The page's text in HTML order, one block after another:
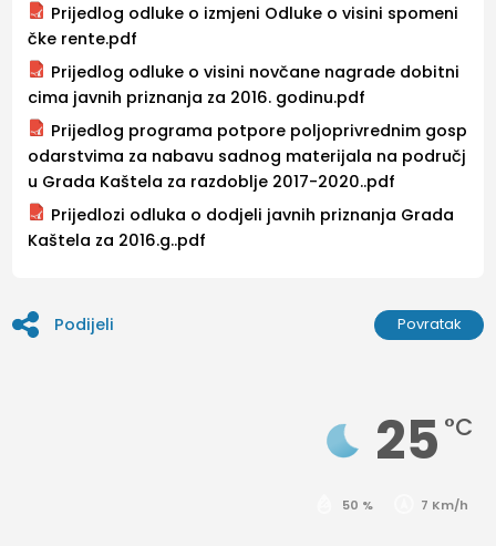
Prijedlog odluke o izmjeni Odluke o visini spomeni
čke rente.pdf
Prijedlog odluke o visini novčane nagrade dobitni
cima javnih priznanja za 2016. godinu.pdf
Prijedlog programa potpore poljoprivrednim gosp
odarstvima za nabavu sadnog materijala na područj
u Grada Kaštela za razdoblje 2017-2020..pdf
Prijedlozi odluka o dodjeli javnih priznanja Grada
Kaštela za 2016.g..pdf
Podijeli Povratak
25 °C
50 % 7 Km/h